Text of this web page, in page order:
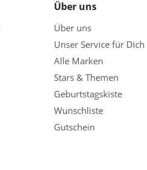
Über uns
Über uns
Unser Service für Dich
Alle Marken
Stars & Themen
Geburtstagskiste
Wunschliste
Gutschein